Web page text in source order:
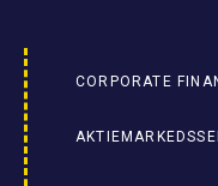
CORPORATE